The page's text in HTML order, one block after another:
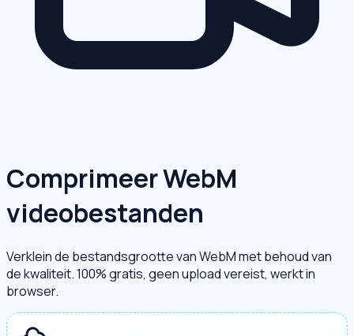
Comprimeer WebM
videobestanden
Verklein de bestandsgrootte van WebM met behoud van
de kwaliteit. 100% gratis, geen upload vereist, werkt in
browser.